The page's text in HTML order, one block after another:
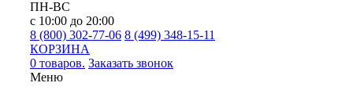
ПН-ВС
с 10:00 до 20:00
8 (800) 302-77-06 8 (499) 348-15-11
КОРЗИНА
0 товаров. Заказать звонок
Меню